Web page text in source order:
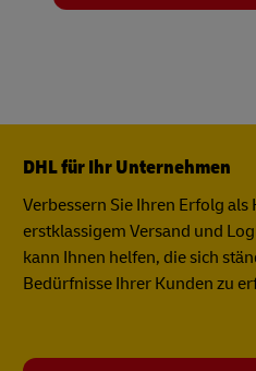
DHL für Ihr Unternehmen
Verbessern Sie Ihren Erfolg
erstklassigem Versand und
kann Ihnen helfen, die sich
Bedürfnisse Ihrer Kunden zu